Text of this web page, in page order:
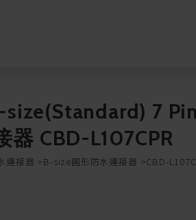
7
器 CBD-L107CPR
連接器 B-size圓形防水連接器 CBD-